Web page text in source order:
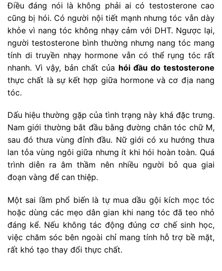
Điều đáng nói là không phải ai có testosterone cao
cũng bị hói. Có người nội tiết mạnh nhưng tóc vẫn dày
khỏe vì nang tóc không nhạy cảm với DHT. Ngược lại,
người testosterone bình thường nhưng nang tóc mang
tính di truyền nhạy hormone vẫn có thể rụng tóc rất
nhanh. Vì vậy, bản chất của hói đầu do testosterone
thực chất là sự kết hợp giữa hormone và cơ địa nang
tóc.
Dấu hiệu thường gặp của tình trạng này khá đặc trưng.
Nam giới thường bắt đầu bằng đường chân tóc chữ M,
sau đó thưa vùng đỉnh đầu. Nữ giới có xu hướng thưa
lan tỏa vùng ngôi giữa nhưng ít khi hói hoàn toàn. Quá
trình diễn ra âm thầm nên nhiều người bỏ qua giai
đoạn vàng để can thiệp.
Một sai lầm phổ biến là tự mua dầu gội kích mọc tóc
hoặc dùng các mẹo dân gian khi nang tóc đã teo nhỏ
đáng kể. Nếu không tác động đúng cơ chế sinh học,
việc chăm sóc bên ngoài chỉ mang tính hỗ trợ bề mặt,
rất khó tạo thay đổi thực chất.